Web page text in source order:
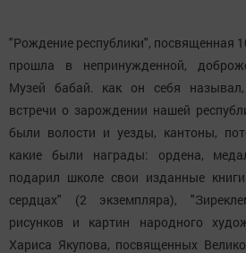
"Рождение республики", посвященная
прошла в непринужденной,
Музей бабай. как он себя называл,
встречи о зарождении нашей
были волости и уезды, кантоны,
какие были награды: ордена,
подарил школе свои изданные
сердцах" (2 экземпляра),
рисунков и картин народного
Хариса Якупова, посвященных